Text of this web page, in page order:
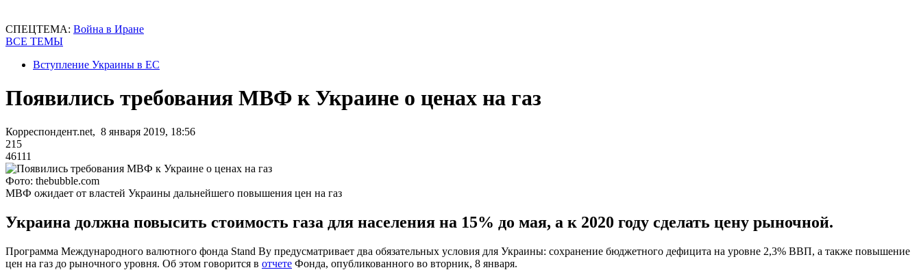
СПЕЦТЕМА: Война в Иране
ВСЕ ТЕМЫ
Вступление Украины в ЕС
Появились требования МВФ к Украине о ценах на газ
Корреспондент.net, 8 января 2019, 18:56
215
46111
Фото: thebubble.com
МВФ ожидает от властей Украины дальнейшего повышения цен на газ
Украина должна повысить стоимость газа для населения на 15% до мая, а к 2020 году сделать цену рыночной.
Программа Международного валютного фонда Stand By предусматривает два обязательных условия для Украины: сохранение бюджетного дефицита на уровне 2,3% ВВП, а также повышение
цен на газ до рыночного уровня. Об этом говорится в отчете Фонда, опубликованного во вторник, 8 января.